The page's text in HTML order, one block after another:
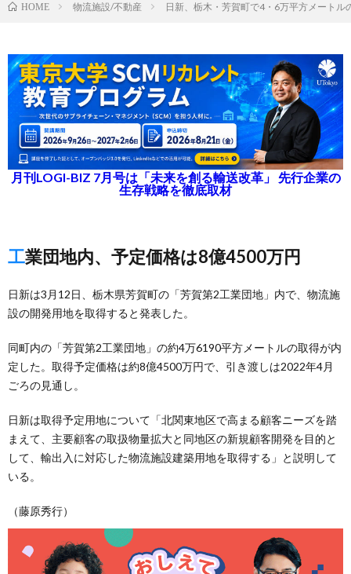
HOME 物流施設/不動産 日新、栃木・芳賀町で4・6万平方メートル
月刊LOGI-BIZ 7月号は「未来を創る輸送改革」 先行企業の
生存戦略を徹底取材
工業団地内、予定価格は8億4500万円
日新は3月12日、栃木県芳賀町の「芳賀第2工業団地」内で、物流施
設の開発用地を取得すると発表した。
同町内の「芳賀第2工業団地」の約4万6190平方メートルの取得が内
定した。取得予定価格は約8億4500万円で、引き渡しは2022年4月
ごろの見通し。
日新は取得予定用地について「北関東地区で高まる顧客ニーズを踏
まえて、主要顧客の取扱物量拡大と同地区の新規顧客開発を目的と
して、輸出入に対応した物流施設建築用地を取得する」と説明して
いる。
（藤原秀行）